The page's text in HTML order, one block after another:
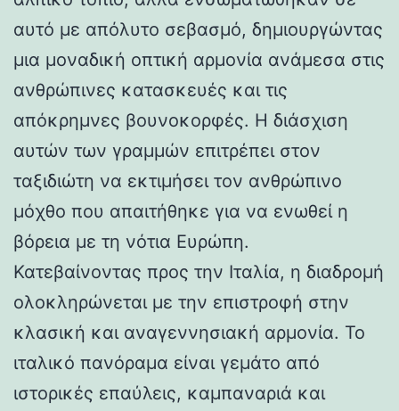
αυτό με απόλυτο σεβασμό, δημιουργώντας
μια μοναδική οπτική αρμονία ανάμεσα στις
ανθρώπινες κατασκευές και τις
απόκρημνες βουνοκορφές. Η διάσχιση
αυτών των γραμμών επιτρέπει στον
ταξιδιώτη να εκτιμήσει τον ανθρώπινο
μόχθο που απαιτήθηκε για να ενωθεί η
βόρεια με τη νότια Ευρώπη.
Κατεβαίνοντας προς την Ιταλία, η διαδρομή
ολοκληρώνεται με την επιστροφή στην
κλασική και αναγεννησιακή αρμονία. Το
ιταλικό πανόραμα είναι γεμάτο από
ιστορικές επαύλεις, καμπαναριά και